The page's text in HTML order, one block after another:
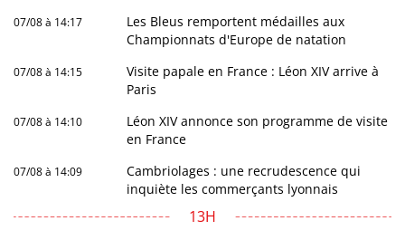
07/08 à 14:17
Les Bleus remportent médailles aux
Championnats d'Europe de natation
07/08 à 14:15
Visite papale en France : Léon XIV arrive à
Paris
07/08 à 14:10
Léon XIV annonce son programme de visite
en France
07/08 à 14:09
Cambriolages : une recrudescence qui
inquiète les commerçants lyonnais
13H